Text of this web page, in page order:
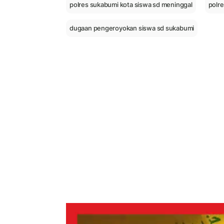
polres sukabumi kota siswa sd meninggal
dugaan pengeroyokan siswa sd sukabumi